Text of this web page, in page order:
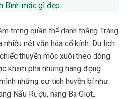
Bình mặc gì đẹp
trong quần thể danh thắng Tràng
nhiều nét văn hóa cổ kính. Du lịch
thuyền mộc xuôi theo dòng
khám phá những hang động
những sự tích huyền bí như:
Nấu Rượu, hang Ba Giọt,..